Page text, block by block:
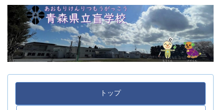
トップ